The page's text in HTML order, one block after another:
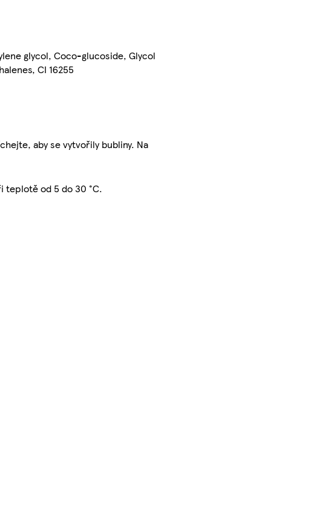
glycol, Coco-glucoside, Glycol
CI 16255
aby se vytvořily bubliny. Na
teplotě od 5 do 30 °C.